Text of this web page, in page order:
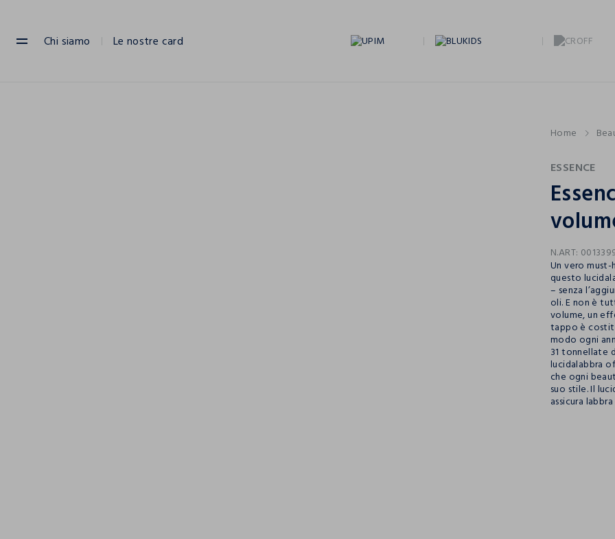
Chi siamo Le nostre card
Home
ESSENCE
N.ART:
Un vero
questo
– senza
oli. E non è
volume, un
tappo è
modo ogni
31 tonnellate
lucidalabbra
che ogni
suo stile. Il
assicura